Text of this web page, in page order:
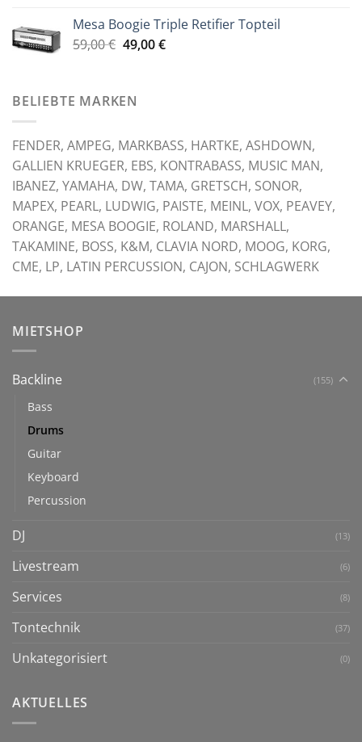
59,00 €49,00 €.
Mesa Boogie Triple Retifier Topteil
59,00€ Ursprünglicher
59,00 €
49,00€Aktueller
BELIEBTE MARKEN
FENDER, AMPEG, MARKBASS, HARTKE, ASHDOWN,
GALLIEN KRUEGER, EBS, KONTRABASS, MUSIC MAN,
IBANEZ, YAMAHA, DW, TAMA, GRETSCH, SONOR,
MAPEX, PEARL, LUDWIG, PAISTE, MEINL, VOX, PEAVEY,
ORANGE, MESA BOOGIE, ROLAND, MARSHALL,
TAKAMINE, BOSS, K&M, CLAVIA NORD, MOOG, KORG,
CME, LP, LATIN PERCUSSION, CAJON, SCHLAGWERK
MIETSHOP
Backline (155)
Bass
Drums
Guitar
Keyboard
Percussion
DJ (13)
Livestream (6)
Services (8)
Tontechnik (37)
Unkategorisiert (0)
AKTUELLES